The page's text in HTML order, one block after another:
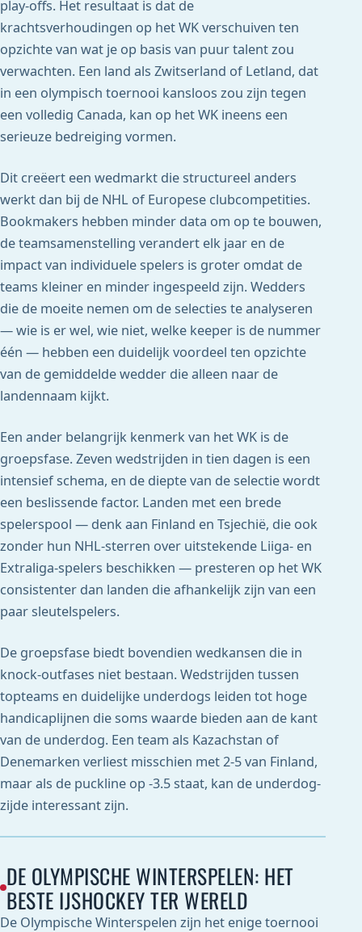
play-offs. Het resultaat is dat de
krachtsverhoudingen op het WK verschuiven ten
opzichte van wat je op basis van puur talent zou
verwachten. Een land als Zwitserland of Letland, dat
in een olympisch toernooi kansloos zou zijn tegen
een volledig Canada, kan op het WK ineens een
serieuze bedreiging vormen.
Dit creëert een wedmarkt die structureel anders
werkt dan bij de NHL of Europese clubcompetities.
Bookmakers hebben minder data om op te bouwen,
de teamsamenstelling verandert elk jaar en de
impact van individuele spelers is groter omdat de
teams kleiner en minder ingespeeld zijn. Wedders
die de moeite nemen om de selecties te analyseren
— wie is er wel, wie niet, welke keeper is de nummer
één — hebben een duidelijk voordeel ten opzichte
van de gemiddelde wedder die alleen naar de
landennaam kijkt.
Een ander belangrijk kenmerk van het WK is de
groepsfase. Zeven wedstrijden in tien dagen is een
intensief schema, en de diepte van de selectie wordt
een beslissende factor. Landen met een brede
spelerspool — denk aan Finland en Tsjechië, die ook
zonder hun NHL-sterren over uitstekende Liiga- en
Extraliga-spelers beschikken — presteren op het WK
consistenter dan landen die afhankelijk zijn van een
paar sleutelspelers.
De groepsfase biedt bovendien wedkansen die in
knock-outfases niet bestaan. Wedstrijden tussen
topteams en duidelijke underdogs leiden tot hoge
handicaplijnen die soms waarde bieden aan de kant
van de underdog. Een team als Kazachstan of
Denemarken verliest misschien met 2-5 van Finland,
maar als de puckline op -3.5 staat, kan de underdog-
zijde interessant zijn.
DE OLYMPISCHE WINTERSPELEN: HET
BESTE IJSHOCKEY TER WERELD
De Olympische Winterspelen zijn het enige toernooi